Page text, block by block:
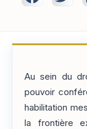
Au sein du
pouvoir
habilitation
la frontière